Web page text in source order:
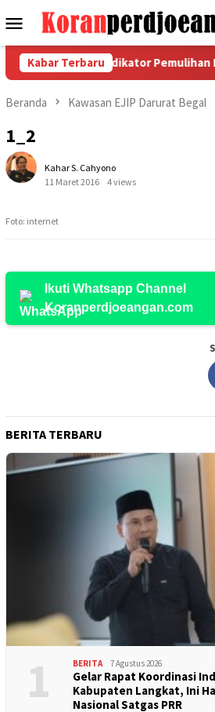
ke
Menu
Mobile
Kabar Terbaru
Koordinasi Indikator Pemulihan
Beranda Kawasan EJIP Darurat Begal
1_2
Kahar S. Cahyono
11 Maret 2016
4 views
Foto: internet
Ikuti Whatsapp Channel
Koranperdjoeangan.com
BERITA TERBARU
1 BERITA 7 Agustus 2026
Gelar Rapat Koordinasi
Kabupaten Langkat, Ini
Nasional Satgas PRR